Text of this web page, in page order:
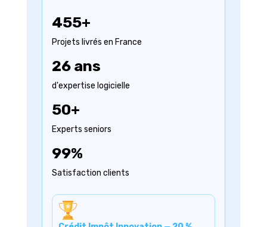
455+
Projets livrés en France
26 ans
d'expertise logicielle
50+
Experts seniors
99%
Satisfaction clients